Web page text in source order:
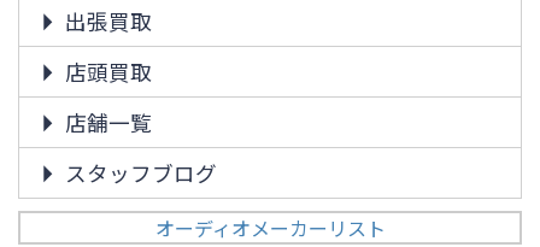
出張買取
店頭買取
店舗一覧
スタッフブログ
オーディオメーカーリスト